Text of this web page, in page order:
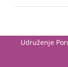
Udruženje